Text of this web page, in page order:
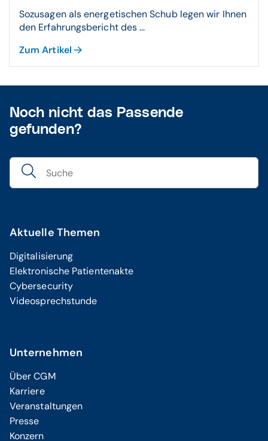
Sozusagen als energetischen Schub legen wir Ihnen
den Erfahrungsbericht des ...
Zum Artikel
Noch nicht das Passende
gefunden?
Aktuelle Themen
Digitalisierung
Elektronische Patientenakte
Cybersecurity
Videosprechstunde
Unternehmen
Über CGM
Karriere
Veranstaltungen
Presse
Konzern